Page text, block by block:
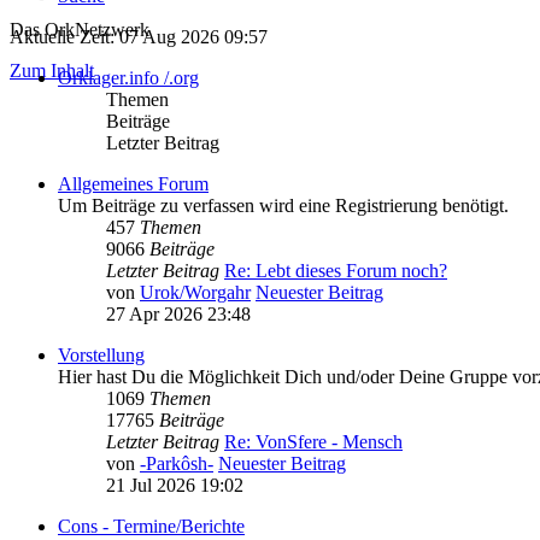
Das OrkNetzwerk
Zum Inhalt
Aktuelle Zeit: 07 Aug 2026 09:57
Orklager.info /.org
Themen
Beiträge
Letzter Beitrag
Allgemeines Forum
Um Beiträge zu verfassen wird eine Registrierung benötigt.
457 Themen
9066 Beiträge
Letzter Beitrag Re: Lebt dieses Forum noch?
von Urok/Worgahr Neuester Beitrag
27 Apr 2026 23:48
Vorstellung
Hier hast Du die Möglichkeit Dich und/oder Deine Gruppe
1069 Themen
17765 Beiträge
Letzter Beitrag Re: VonSfere - Mensch
von -Parkôsh- Neuester Beitrag
21 Jul 2026 19:02
Cons - Termine/Berichte